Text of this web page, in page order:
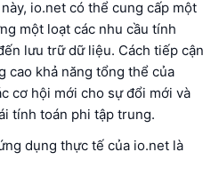
io.net có thể cung cấp một
một loạt các nhu cầu tính
lưu trữ dữ liệu. Cách tiếp cận
cao khả năng tổng thể của
cơ hội mới cho sự đổi mới và
tính toán phi tập trung.
dụng thực tế của io.net là